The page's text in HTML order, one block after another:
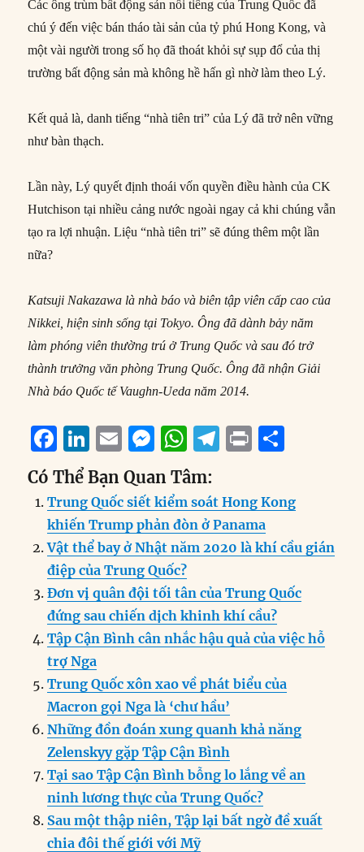
Các ông trùm bất động sản nổi tiếng của Trung Quốc đã
chú ý đến việc bán tháo tài sản của tỷ phú Hong Kong, và
một vài người trong số họ đã thoát khỏi sự sụp đổ của thị
trường bất động sản mà không hề hấn gì nhờ làm theo Lý.
Kết quả là, danh tiếng “nhà tiên tri” của Lý đã trở nên vững
như bàn thạch.
Lần này, Lý quyết định thoái vốn quyền điều hành của CK
Hutchison tại nhiều cảng nước ngoài ngay cả khi chúng vẫn
tạo ra lợi nhuận. Liệu “nhà tiên tri” sẽ đúng thêm một lần
nữa?
Katsuji Nakazawa là nhà báo và biên tập viên cấp cao của
Nikkei, hiện sinh sống tại Tokyo. Ông đã dành bảy năm
làm phóng viên thường trú ở Trung Quốc và sau đó trở
thành trưởng văn phòng Trung Quốc. Ông đã nhận Giải
Nhà báo Quốc tế Vaughn-Ueda năm 2014.
F
a
c
e
b
o
o
k
Li
n
k
e
d
I
n
E
m
ai
l
M
ss
e
n
g
er
W
h
at
s
A
p
T
e
g
r
m
P
n
t
re
Có Thể Bạn Quan Tâm:
Trung Quốc siết kiểm soát Hong Kong
khiến Trump phản đòn ở Panama
Vật thể bay ở Nhật năm 2020 là khí cầu gián
điệp của Trung Quốc?
Đơn vị quân đội tối tân của Trung Quốc
đứng sau chiến dịch khinh khí cầu?
Tập Cận Bình cân nhắc hậu quả của việc hỗ
trợ Nga
Trung Quốc xôn xao về phát biểu của
Macron gọi Nga là ‘chư hầu’
Những đồn đoán xung quanh khả năng
Zelenskyy gặp Tập Cận Bình
Tại sao Tập Cận Bình bỗng lo lắng về an
ninh lương thực của Trung Quốc?
Sau một thập niên, Tập lại bất ngờ đề xuất
chia đôi thế giới với Mỹ